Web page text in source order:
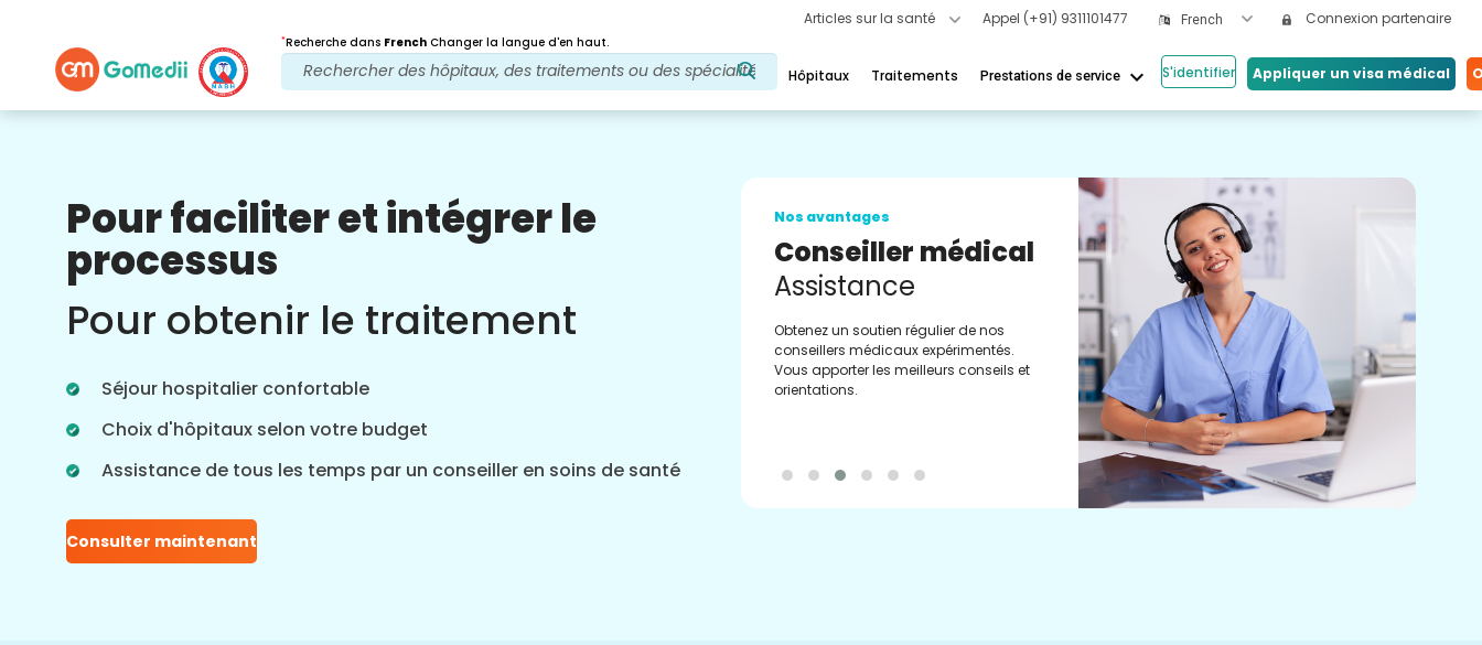
Articles sur la santé Appel (+91) 9311101477 French Connexion partenaire
*Recherche dans French Changer la langue d'en haut.
Hôpitaux Traitements Prestations de service keyboard_arrow_down S'identifier Appliquer un visa médical
Pour faciliter et intégrer le
processus
Pour obtenir le traitement
Séjour hospitalier confortable
Choix d'hôpitaux selon votre budget
Assistance de tous les temps par un conseiller en soins de santé
Consulter maintenant
Nos avantages
Après traitement
Suivi des soins
Bénéficiez d'une assistance médicale et
vos problèmes à tout moment. Mises à
traitement.
Nos avantages
Conseiller médical
Assistance
Obtenez un soutien régulier de nos
conseillers médicaux expérimentés.
Vous apporter les meilleurs conseils et
orientations.